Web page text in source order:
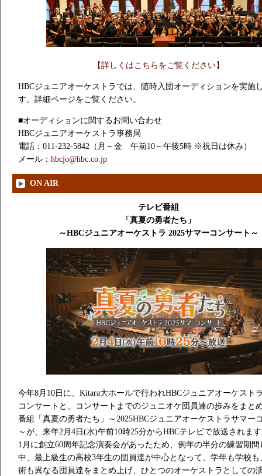
【詳しくはこちらをご覧ください】
HBCジュニアオーケストラでは、随時入団オーディションを実施
す。詳細ページをご覧ください。
■オーディションに関するお問い合わせ
HBCジュニアオーケストラ事務局
電話：011-232-5842（月～金 午前10～午後5時 ※祝日は休み）
メール： hbcjo@hbc.co.jp
ON AIR
テレビ番組
「真夏の勇者たち」
～HBCジュニアオーケストラ 2025サマーコンサート～
今年8月10日に、Kitara大ホールで行われHBCジュニアオーケスト
コンサートと、コンサートまでのジュニオケ団員達の歩みをまと
番組「真夏の勇者たち」～2025HBCジュニアオーケストラサマー
～が、来年2月4日(水)午前10時25分からHBCテレビで放送されま
1月に創立60周年記念演奏会があったため、例年の半分の練習期間
中、最上級生の高校3年生の団員達が中心となって、学年も学校も
術も異なる団員達をまとめ上げ、ひとつのオーケストラとしての